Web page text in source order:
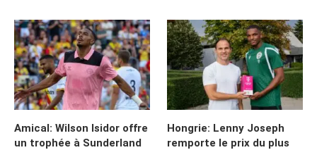
Amical: Wilson Isidor offre
un trophée à Sunderland
Hongrie: Lenny Joseph
remporte le prix du plus